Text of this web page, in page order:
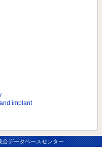
implant
合データベースセンター